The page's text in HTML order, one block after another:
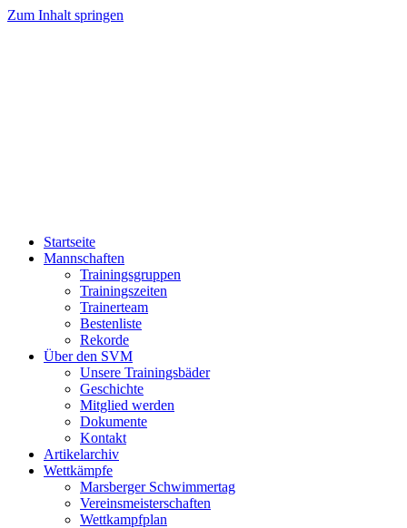
Zum Inhalt springen
Startseite
Mannschaften
Trainingsgruppen
Trainingszeiten
Trainerteam
Bestenliste
Rekorde
Über den SVM
Unsere Trainingsbäder
Geschichte
Mitglied werden
Dokumente
Kontakt
Artikelarchiv
Wettkämpfe
Marsberger Schwimmertag
Vereinsmeisterschaften
Wettkampfplan